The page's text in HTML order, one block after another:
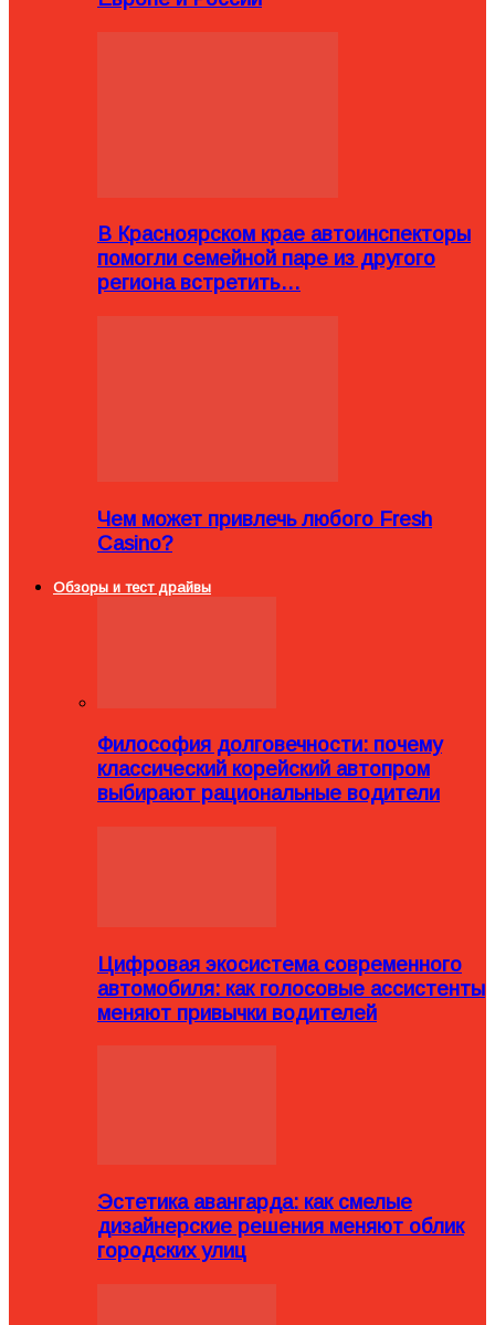
В Красноярском крае автоинспекторы
помогли семейной паре из другого
региона встретить…
Чем может привлечь любого Fresh
Casino?
Обзоры и тест драйвы
Философия долговечности: почему
классический корейский автопром
выбирают рациональные водители
Цифровая экосистема современного
автомобиля: как голосовые ассистенты
меняют привычки водителей
Эстетика авангарда: как смелые
дизайнерские решения меняют облик
городских улиц